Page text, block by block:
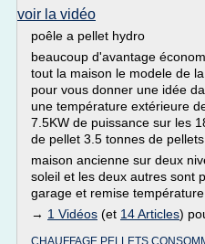
voir la vidéo
poêle a pellet hydro
beaucoup d'avantage
tout la maison le modele de
pour vous donner une idée
une température extérieure
7.5KW de puissance sur les
de pellet 3.5 tonnes de pellets
maison ancienne sur deux
soleil et les deux autres sont
garage et remise température
→ 1 Vidéos (et 14 Articles)
CHAUFFAGE PELLETS